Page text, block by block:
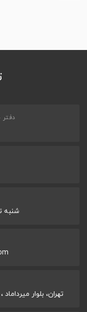
دفتر
شنبه تا
تهران، بلوار